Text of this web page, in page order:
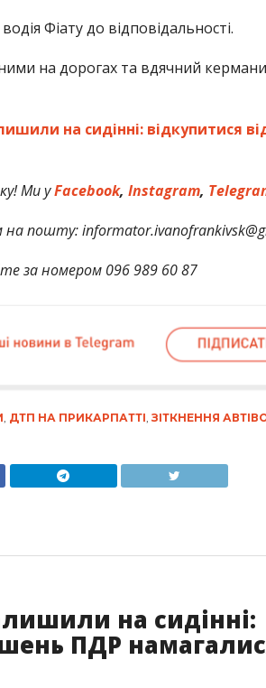
Фіату до відповідальності.
на дорогах та вдячний
на сидінні: відкупитися
Ми уFacebook, Instagram,
пошту:
за номером 096 989 60 87
, ДТП НА ПРИКАРПАТТІ, ЗІТКНЕННЯ
на сидінні:
ПДР